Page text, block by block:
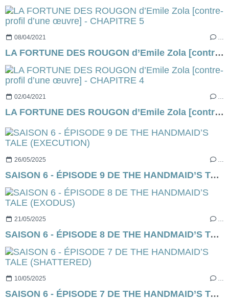
08/04/2021 …
LA FORTUNE DES ROUGON d’Emile Zola [contre-profil d’une œuvre] - CHAPITRE 5
02/04/2021 …
LA FORTUNE DES ROUGON d’Emile Zola [contre-profil d’une œuvre] - CHAPITRE 4
26/05/2025
SAISON 6 - ÉPISODE 9 DE THE HANDMAID’S TALE (EXECUTION)
21/05/2025 …
SAISON 6 - ÉPISODE 8 DE THE HANDMAID’S TALE (EXODUS)
10/05/2025 …
SAISON 6 - ÉPISODE 7 DE THE HANDMAID’S TALE (SHATTERED)